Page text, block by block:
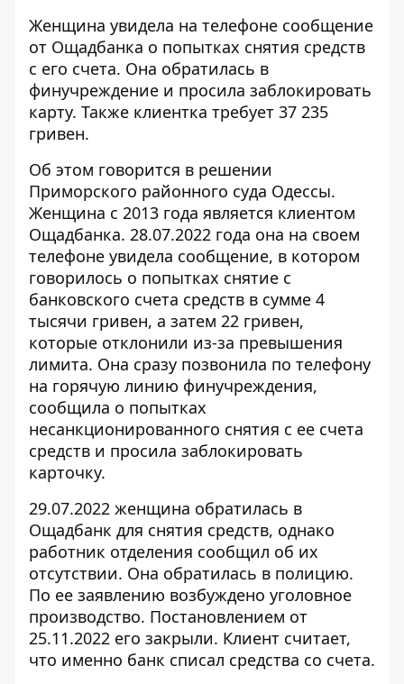
Женщина увидела на телефоне сообщение
от Ощадбанка о попытках снятия средств
с его счета. Она обратилась в
финучреждение и просила заблокировать
карту. Также клиентка требует 37 235
гривен.
Об этом говорится в решении
Приморского районного суда Одессы.
Женщина с 2013 года является клиентом
Ощадбанка. 28.07.2022 года она на своем
телефоне увидела сообщение, в котором
говорилось о попытках снятие с
банковского счета средств в сумме 4
тысячи гривен, а затем 22 гривен,
которые отклонили из-за превышения
лимита. Она сразу позвонила по телефону
на горячую линию финучреждения,
сообщила о попытках
несанкционированного снятия с ее счета
средств и просила заблокировать
карточку.
29.07.2022 женщина обратилась в
Ощадбанк для снятия средств, однако
работник отделения сообщил об их
отсутствии. Она обратилась в полицию.
По ее заявлению возбуждено уголовное
производство. Постановлением от
25.11.2022 его закрыли. Клиент считает,
что именно банк списал средства со счета.